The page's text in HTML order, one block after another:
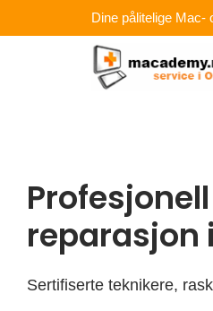
rett
Dine pålitelige Mac-
reparasjon
Sertifiserte teknikere,